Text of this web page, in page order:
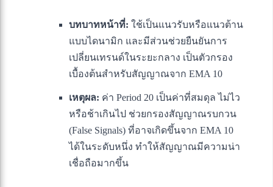
บทบาทหน้าที่: ใช้เป็นแนวรับหรือแนวต้าน
แบบไดนามิก และมีส่วนช่วยยืนยันการ
เปลี่ยนเทรนด์ในระยะกลาง เป็นตัวกรอง
เบื้องต้นสำหรับสัญญาณจาก EMA 10
เหตุผล: ค่า Period 20 เป็นค่าที่สมดุล ไม่ไว
หรือช้าเกินไป ช่วยกรองสัญญาณรบกวน
(False Signals) ที่อาจเกิดขึ้นจาก EMA 10
ได้ในระดับหนึ่ง ทำให้สัญญาณมีความน่า
เชื่อถือมากขึ้น